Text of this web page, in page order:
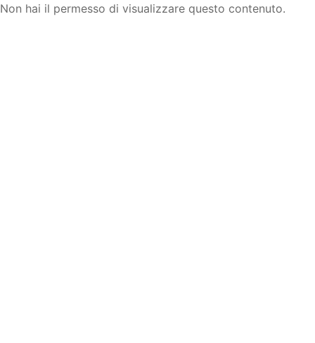
Non hai il permesso di visualizzare questo contenuto.